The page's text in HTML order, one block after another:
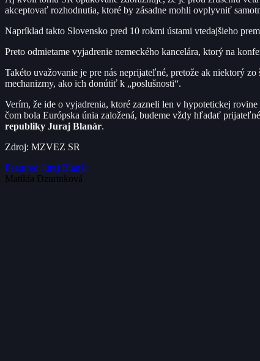
akceptovať rozhodnutia, ktoré by zásadne mohli ovplyvniť
Napríklad takto Slovensko pred 10 rokmi ústami vtedajšieho
Preto odmietame vyjadrenie nemeckého kancelára, ktorý na
Takéto uvažovanie je pre nás neprijateľné, pretože ak niektorý
mechanizmy, ako ich donútiť k „poslušnosti“.
Verím, že ide o vyjadrenia, ktoré zazneli len v hypotetickej
čom bola Európska únia založená, budeme vždy hľadať
republiky Juraj Blanár.
Zdroj: MZVEZ SR
Featured Juraj Blanár
Matilda Dzurinková